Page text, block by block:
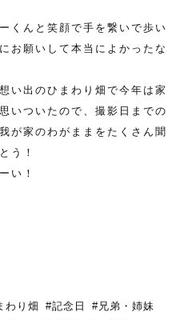
くんと笑顔で手を繋いで歩い
お願いして本当によかったな
い出のひまわり畑で今年は家
いついたので、撮影日までの
が家のわがままをたくさん聞
う！
い！
わり畑 #記念日
#兄弟・姉妹